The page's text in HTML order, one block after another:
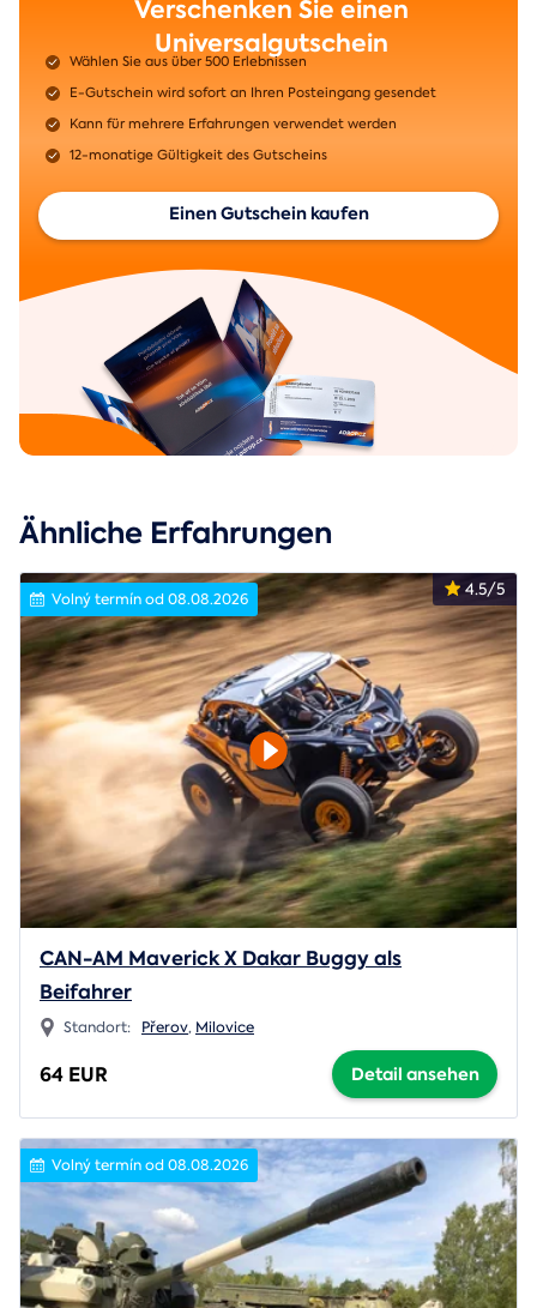
Verschenken Sie einen
Universalgutschein
Wählen Sie aus über 500 Erlebnissen
E-Gutschein wird sofort an Ihren Posteingang gesendet
Kann für mehrere Erfahrungen verwendet werden
12-monatige Gültigkeit des Gutscheins
Einen Gutschein kaufen
Ähnliche Erfahrungen
4.5/5
Volný termín od 08.08.2026
CAN-AM Maverick X Dakar Buggy als
Beifahrer
Standort: Přerov, Milovice
64 EUR Detail ansehen
Volný termín od 08.08.2026